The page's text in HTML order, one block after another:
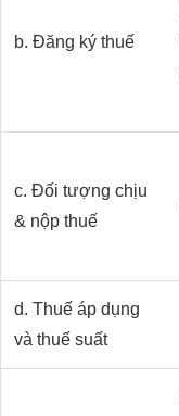
b. Đăng ký thuế
c. Đối tượng chịu
& nộp thuế
d. Thuế áp dụng
và thuế suất